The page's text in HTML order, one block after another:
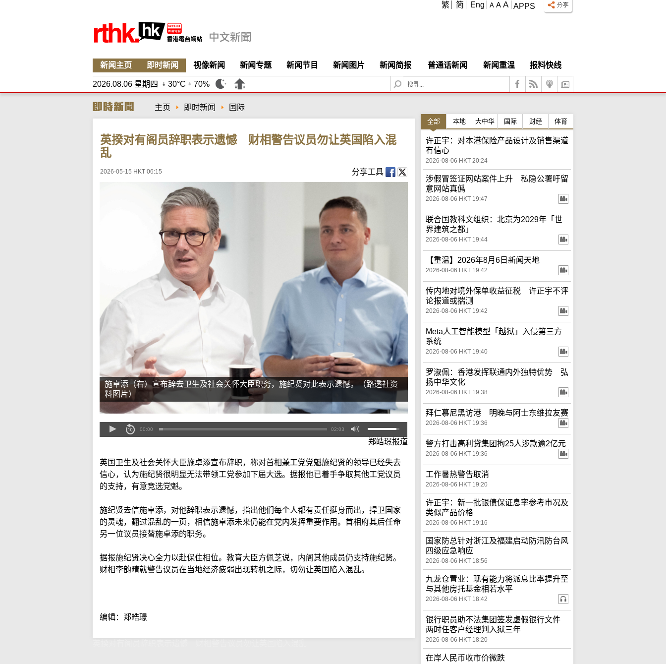
APPS
A A A
繁 简 Eng
新闻主页 即时新闻 视像新闻 新闻专题 新闻节目 新闻图片 新闻简报 普通话新闻 新闻重温 报料快线
2026.08.06 星期四 30°C 70%
S
e
c
主页 即时新闻 国际
英揆对有阁员辞职表示遗憾 财相警告议员勿让英国陷入混
乱
2026-05-15 HKT 06:15 分享工具
施卓添（右）宣布辞去卫生及社会关怀大臣职务，施纪贤对此表示遗憾。（路透社资
料图片）
00:00 02:03
郑皓璟报道
英国卫生及社会关怀大臣施卓添宣布辞职，称对首相兼工党党魁施纪贤的领导已经失去
信心，认为施纪贤很明显无法带领工党参加下届大选。据报他已着手争取其他工党议员
的支持，有意竞选党魁。
施纪贤去信施卓添，对他辞职表示遗憾，指出他们每个人都有责任挺身而出，捍卫国家
的灵魂，翻过混乱的一页，相信施卓添未来仍能在党内发挥重要作用。首相府其后任命
另一位议员接替施卓添的职务。
据报施纪贤决心全力以赴保住相位。教育大臣方佩芝说，内阁其他成员仍支持施纪贤。
财相李韵晴就警告议员在当地经济疲弱出现转机之际，切勿让英国陷入混乱。
编辑：郑皓璟
全部 本地 大中华 国际 财经 体育
许正宇：对本港保险产品设计及销售渠道
有信心
2026-08-06 HKT 20:24
涉假冒签证网站案件上升 私隐公署吁留
意网站真僞
2026-08-06 HKT 19:47
联合国教科文组织：北京为2029年「世
界建筑之都」
2026-08-06 HKT 19:44
【重温】2026年8月6日新闻天地
2026-08-06 HKT 19:42
传内地对境外保单收益征税 许正宇不评
论报道或揣测
2026-08-06 HKT 19:42
Meta人工智能模型「越狱」入侵第三方
系统
2026-08-06 HKT 19:40
罗淑佩：香港发挥联通内外独特优势 弘
扬中华文化
2026-08-06 HKT 19:38
拜仁慕尼黑访港 明晚与阿士东维拉友赛
2026-08-06 HKT 19:36
警方打击高利贷集团拘25人涉款逾2亿元
2026-08-06 HKT 19:36
工作暑热警告取消
2026-08-06 HKT 19:20
许正宇：新一批银债保证息率参考市况及
类似产品价格
2026-08-06 HKT 19:16
国家防总针对浙江及福建启动防汛防台风
四级应急响应
2026-08-06 HKT 18:56
九龙仓置业：现有能力将派息比率提升至
与其他房托基金相若水平
2026-08-06 HKT 18:42
银行职员助不法集团签发虚假银行文件
两时任客户经理判入狱三年
2026-08-06 HKT 18:20
在岸人民币收市价微跌